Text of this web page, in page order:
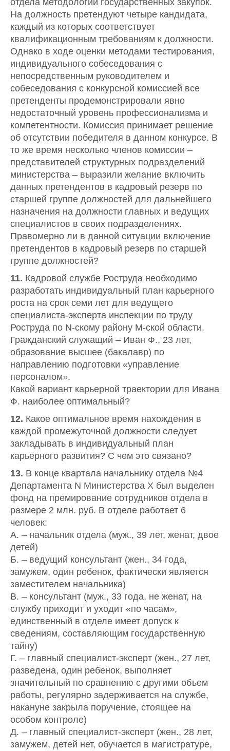
отдела методологии государственных закупок.
На должность претендуют четыре кандидата,
каждый из которых соответствует
квалификационным требованиям к должности.
Однако в ходе оценки методами тестирования,
индивидуального собеседования с
непосредственным руководителем и
собеседования с конкурсной комиссией все
претенденты продемонстрировали явно
недостаточный уровень профессионализма и
компетентности. Комиссия принимает решение
об отсутствии победителя в данном конкурсе. В
то же время несколько членов комиссии –
представителей структурных подразделений
министерства – выразили желание включить
данных претендентов в кадровый резерв по
старшей группе должностей для дальнейшего
назначения на должности главных и ведущих
специалистов в своих подразделениях.
Правомерно ли в данной ситуации включение
претендентов в кадровый резерв по старшей
группе должностей?
11. Кадровой службе Роструда необходимо
разработать индивидуальный план карьерного
роста на срок семи лет для ведущего
специалиста-эксперта инспекции по труду
Роструда по N-скому району М-ской области.
Гражданский служащий – Иван Ф., 23 лет,
образование высшее (бакалавр) по
направлению подготовки «управление
персоналом».
Какой вариант карьерной траектории для Ивана
Ф. наиболее оптимальный?
12. Какое оптимальное время нахождения в
каждой промежуточной должности следует
закладывать в индивидуальный план
карьерного развития? С чем это связано?
13. В конце квартала начальнику отдела №4
Департамента N Министерства X был выделен
фонд на премирование сотрудников отдела в
размере 2 млн. руб. В отделе работает 6
человек:
А. – начальник отдела (муж., 39 лет, женат, двое
детей)
Б. – ведущий консультант (жен., 34 года,
замужем, один ребенок, фактически является
заместителем начальника)
В. – консультант (муж., 33 года, не женат, на
службу приходит и уходит «по часам»,
единственный в отделе имеет допуск к
сведениям, составляющим государственную
тайну)
Г. – главный специалист-эксперт (жен., 27 лет,
разведена, один ребенок, выполняет
значительный по сравнению с другими объем
работы, регулярно задерживается на службе,
накануне закрыла поручение, стоящее на
особом контроле)
Д. – главный специалист-эксперт (жен., 28 лет,
замужем, детей нет, обучается в магистратуре,